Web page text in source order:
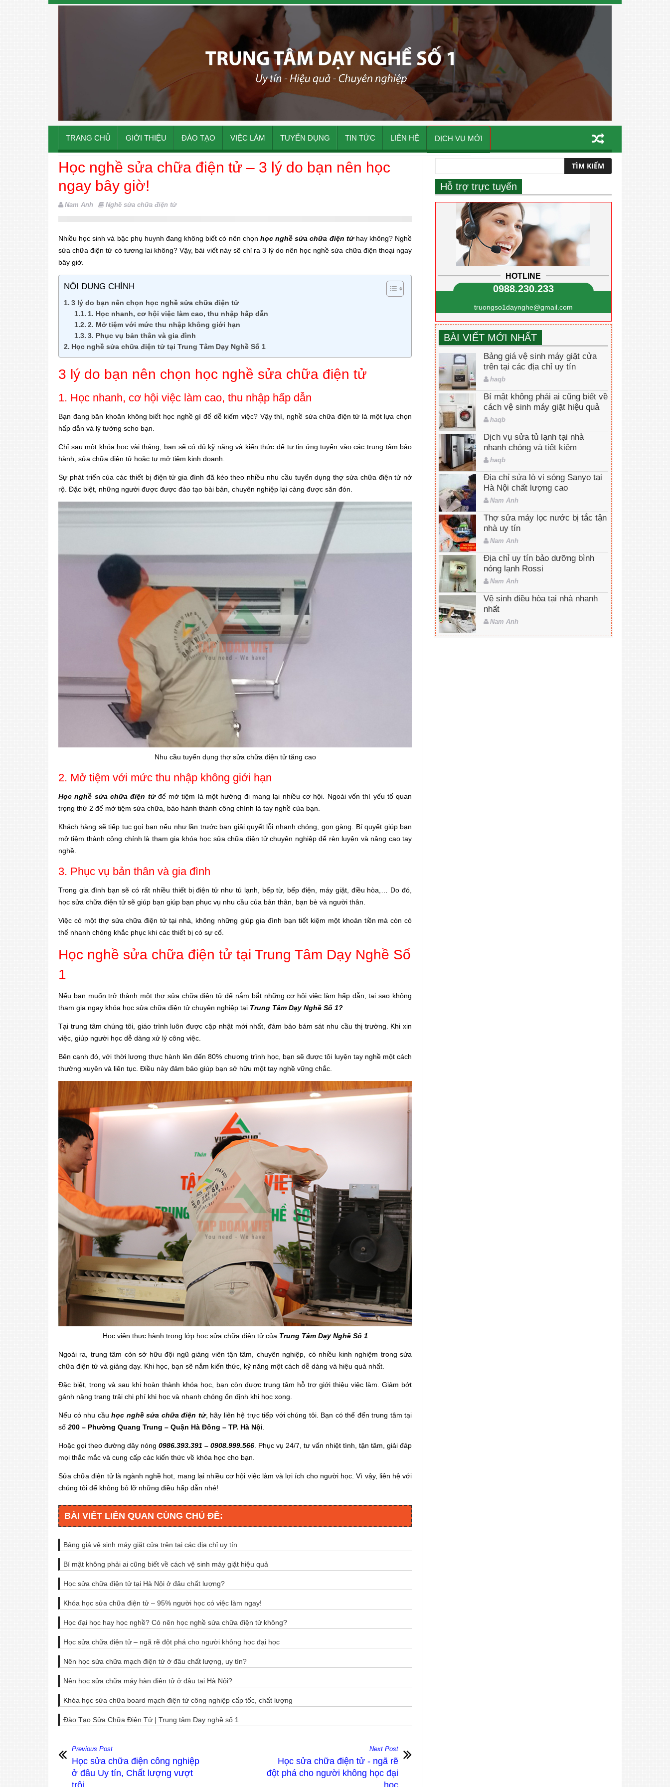
TRANG CHỦ GIỚI THIỆU ĐÀO TẠO VIỆC LÀM TUYỂN DỤNG TIN TỨC LIÊN HỆ DỊCH VỤ MỚI
Học nghề sửa chữa điện tử – 3 lý do bạn nên học
ngay bây giờ!
Nam Anh Nghề sửa chữa điện tử
Nhiều học sinh và bậc phụ huynh đang không biết có nên chọn học nghề sửa chữa điện tửhay không? Nghề
sửa chữa điện tử có tương lai không? Vậy, bài viết này sẽ chỉ ra 3 lý do nên học nghề sửa chữa điện thoại ngay
bây giờ.
NỘI DUNG CHÍNH
3 lý do bạn nên chọn học nghề sửa chữa điện tử
1. Học nhanh, cơ hội việc làm cao, thu nhập hấp dẫn
2. Mở tiệm với mức thu nhập không giới hạn
3. Phục vụ bản thân và gia đình
Học nghề sửa chữa điện tử tại Trung Tâm Dạy Nghề Số 1
3 lý do bạn nên chọn học nghề sửa chữa điện tử
1. Học nhanh, cơ hội việc làm cao, thu nhập hấp dẫn
Bạn đang băn khoăn không biết học nghề gì để dễ kiếm việc? Vậy thì, nghề sửa chữa điện tử là một lựa chọn
hấp dẫn và lý tưởng scho bạn.
Chỉ sau một khóa học vài tháng, bạn sẽ có đủ kỹ năng và kiến thức để tự tin ứng tuyển vào các trung tâm bảo
hành, sửa chữa điện tử hoặc tự mở tiệm kinh doanh.
Sự phát triển của các thiết bị điện tử gia đình đã kéo theo nhiều nhu cầu tuyển dụng thợ sửa chữa điện tử nở
rộ. Đặc biệt, những người được được đào tạo bài bản, chuyên nghiệp lại càng được săn đón.
Nhu cầu tuyển dụng thợ sửa chữa điện tử tăng cao
2. Mở tiệm với mức thu nhập không giới hạn
Học nghề sửa chữa điện tử để mở tiệm là một hướng đi mang lại nhiều cơ hội. Ngoài vốn thì yếu tố quan
trọng thứ 2 để mở tiệm sửa chữa, bảo hành thành công chính là tay nghề của bạn.
Khách hàng sẽ tiếp tục gọi bạn nếu như lần trước bạn giải quyết lỗi nhanh chóng, gọn gàng. Bí quyết giúp bạn
mở tiệm thành công chính là tham gia khóa học sửa chữa điện tử chuyên nghiệp để rèn luyện và nâng cao tay
nghề.
3. Phục vụ bản thân và gia đình
Trong gia đình bạn sẽ có rất nhiều thiết bị điện tử như tủ lạnh, bếp từ, bếp điện, máy giặt, điều hòa,… Do đó,
học sửa chữa điện tử sẽ giúp bạn giúp bạn phục vụ nhu cầu của bản thân, bạn bè và người thân.
Việc có một thợ sửa chữa điện tử tại nhà, không những giúp gia đình bạn tiết kiệm một khoản tiền mà còn có
thể nhanh chóng khắc phục khi các thiết bị có sự cố.
Học nghề sửa chữa điện tử tại Trung Tâm Dạy Nghề Số
1
Nếu bạn muốn trở thành một thợ sửa chữa điện tử để nắm bắt những cơ hội việc làm hấp dẫn, tại sao không
tham gia ngay khóa học sửa chữa điện tử chuyên nghiệp tại Trung Tâm Dạy Nghề Số 1?
Tại trung tâm chúng tôi, giáo trình luôn được cập nhật mới nhất, đảm bảo bám sát nhu cầu thị trường. Khi xin
việc, giúp người học dễ dàng xử lý công việc.
Bên cạnh đó, với thời lượng thực hành lên đến 80% chương trình học, bạn sẽ được tôi luyện tay nghề một cách
thường xuyên và liên tục. Điều này đảm bảo giúp bạn sở hữu một tay nghề vững chắc.
Học viên thực hành trong lớp học sửa chữa điện tử của Trung Tâm Dạy Nghề Số 1
Ngoài ra, trung tâm còn sở hữu đội ngũ giảng viên tận tâm, chuyên nghiệp, có nhiều kinh nghiệm trong sửa
chữa điện tử và giảng dạy. Khi học, bạn sẽ nắm kiến thức, kỹ năng một cách dễ dàng và hiệu quả nhất.
Đặc biệt, trong và sau khi hoàn thành khóa học, bạn còn được trung tâm hỗ trợ giới thiệu việc làm. Giảm bớt
gánh nặng trang trải chi phí khi học và nhanh chóng ổn định khi học xong.
Nếu có nhu cầuhọc nghề sửa chữa điện tử, hãy liên hệ trực tiếp với chúng tôi. Bạn có thể đến trung tâm tại
số 200 – Phường Quang Trung – Quận Hà Đông – TP. Hà Nội
Hoặc gọi theo đường dây nóng0986.393.391 – 0908.999.566 . Phục vụ 24/7, tư vấn nhiệt tình, tận tâm, giải đáp
mọi thắc mắc và cung cấp các kiến thức về khóa học cho bạn.
Sửa chữa điện tử là ngành nghề hot, mang lại nhiều cơ hội việc làm và lợi ích cho người học. Vì vậy, liên hệ với
chúng tôi để không bỏ lỡ những điều hấp dẫn nhé!
BÀI VIẾT LIÊN QUAN CÙNG CHỦ ĐỀ:
Bảng giá vệ sinh máy giặt cửa trên tại các địa chỉ uy tín
Bí mật không phải ai cũng biết về cách vệ sinh máy giặt hiệu quả
Học sửa chữa điện tử tại Hà Nội ở đâu chất lượng?
Khóa học sửa chữa điện tử – 95% người học có việc làm ngay!
Học đại học hay học nghề? Có nên học nghề sửa chữa điện tử không?
Học sửa chữa điện tử – ngã rẽ đột phá cho người không học đại học
Nên học sửa chữa mạch điện tử ở đâu chất lượng, uy tín?
Nên học sửa chữa máy hàn điện tử ở đâu tại Hà Nội?
Khóa học sửa chữa board mạch điện tử công nghiệp cấp tốc, chất lượng
Đào Tạo Sửa Chữa Điện Tử | Trung tâm Dạy nghề số 1
Previous Post
Học sửa chữa điện công nghiệp
ở đâu Uy tín, Chất lượng vượt
trội
Next Post
Học sửa chữa điện tử - ngã rẽ
đột phá cho người không học đại
học
Hỗ trợ trực tuyến
HOTLINE
0988.230.233
truongso1daynghe@gmail.com
BÀI VIẾT MỚI NHẤT
Bảng giá vệ sinh máy giặt cửa
trên tại các địa chỉ uy tín
haqb
Bí mật không phải ai cũng biết về
cách vệ sinh máy giặt hiệu quả
haqb
Dịch vụ sửa tủ lạnh tại nhà
nhanh chóng và tiết kiệm
haqb
Địa chỉ sửa lò vi sóng Sanyo tại
Hà Nội chất lượng cao
Nam Anh
Thợ sửa máy lọc nước bị tắc tận
nhà uy tín
Nam Anh
Địa chỉ uy tín bảo dưỡng bình
nóng lạnh Rossi
Nam Anh
Vệ sinh điều hòa tại nhà nhanh
nhất
Nam Anh